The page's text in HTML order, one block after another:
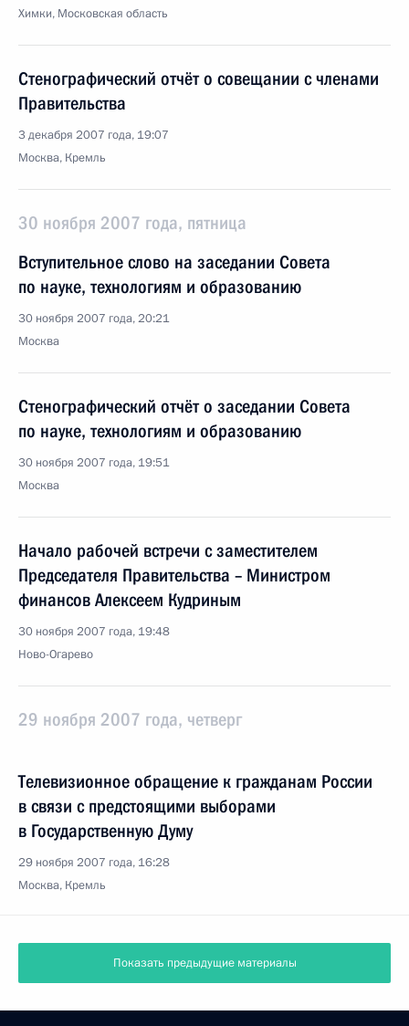
Химки, Московская область
Стенографический отчёт о совещании с членами
Правительства
3 декабря 2007 года, 19:07
Москва, Кремль
30 ноября 2007 года, пятница
Вступительное слово на заседании Совета
по науке, технологиям и образованию
30 ноября 2007 года, 20:21
Москва
Стенографический отчёт о заседании Совета
по науке, технологиям и образованию
30 ноября 2007 года, 19:51
Москва
Начало рабочей встречи с заместителем
Председателя Правительства – Министром
финансов Алексеем Кудриным
30 ноября 2007 года, 19:48
Ново-Огарево
29 ноября 2007 года, четверг
Телевизионное обращение к гражданам России
в связи с предстоящими выборами
в Государственную Думу
29 ноября 2007 года, 16:28
Москва, Кремль
Показать предыдущие материалы